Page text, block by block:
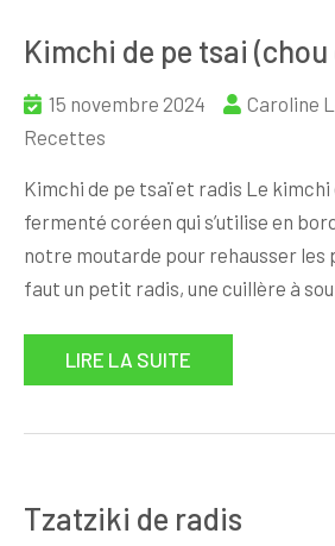
Kimchi de pe tsai
15 novembre 2024
Caroline
Recettes
Kimchi de pe tsaï et radis Le
fermenté coréen qui s’utilise en
notre moutarde pour rehausser les
faut un petit radis, une cuillère à
LIRE LA SUITE
Tzatziki de radis